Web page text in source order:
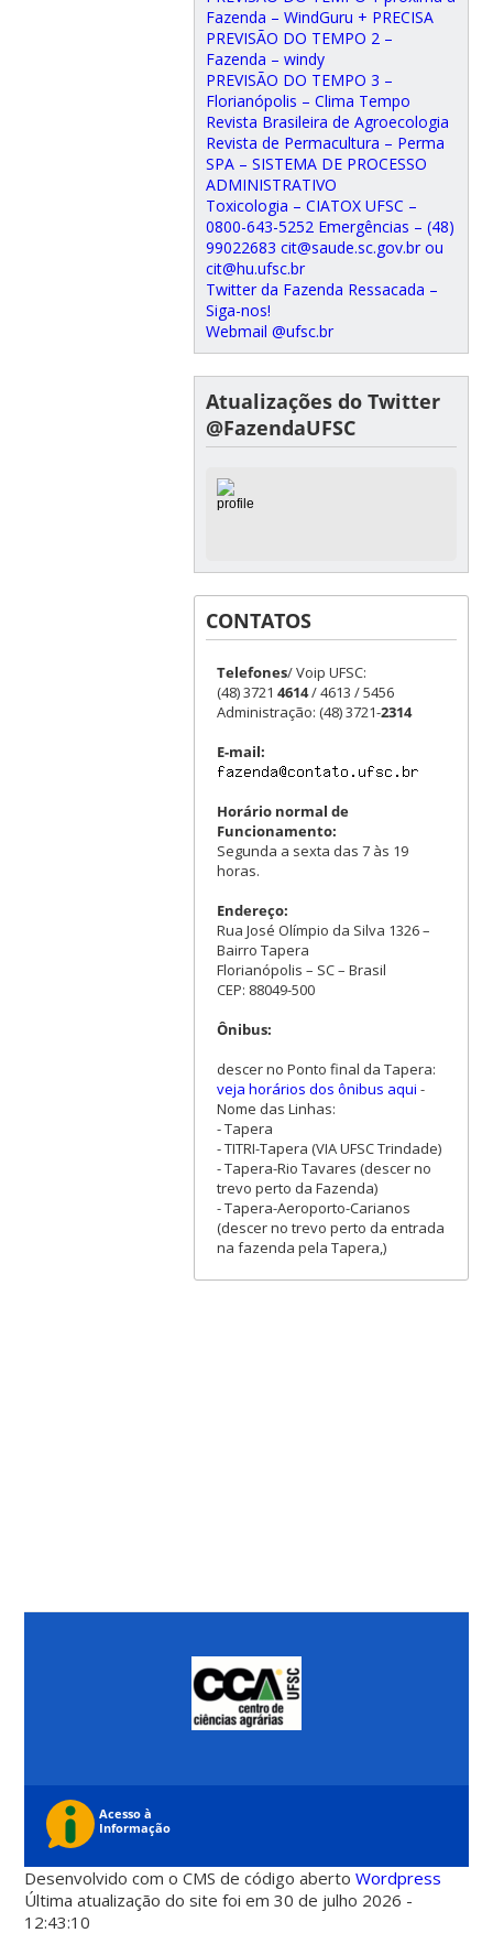
Fazenda – WindGuru + PRECISA
PREVISÃO DO TEMPO 2 –
Fazenda – windy
PREVISÃO DO TEMPO 3 –
Florianópolis – Clima Tempo
Revista Brasileira de Agroecologia
Revista de Permacultura – Perma
SPA – SISTEMA DE PROCESSO
ADMINISTRATIVO
Toxicologia – CIATOX UFSC –
0800-643-5252 Emergências – (48)
99022683 cit@saude.sc.gov.br ou
cit@hu.ufsc.br
Twitter da Fazenda Ressacada –
Siga-nos!
Webmail @ufsc.br
Atualizações do Twitter
@FazendaUFSC
CONTATOS
Telefones/ Voip UFSC:
(48) 3721 4614/ 4613 / 5456
Administração: (48) 3721-2314
E-mail:
Horário normal de
Funcionamento:
Segunda a sexta das 7 às 19
horas.
Endereço:
Rua José Olímpio da Silva 1326 –
Bairro Tapera
Florianópolis – SC – Brasil
CEP: 88049-500
Ônibus:
descer no Ponto final da Tapera:
veja horários dos ônibus aqui -
Nome das Linhas:
- Tapera
- TITRI-Tapera (VIA UFSC Trindade)
- Tapera-Rio Tavares (descer no
trevo perto da Fazenda)
- Tapera-Aeroporto-Carianos
(descer no trevo perto da entrada
na fazenda pela Tapera,)
Desenvolvido com o CMS de código abertoWordpress
Última atualização do site foi em 30 de julho 2026 -
12:43:10